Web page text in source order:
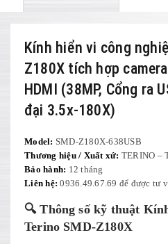
Kính hiển vi công
Z180X tích hợp
HDMI (38MP, Cổng ra
đại 3.5x-180X)
Model: SMD-Z180X-638USB
Thương hiệu / Xuất xứ: TERINO –
Bảo hành: 12 tháng
Liên hệ: 0936.49.67.69 để được tư
🔍 Thông số kỹ thuật
Terino SMD-Z180X